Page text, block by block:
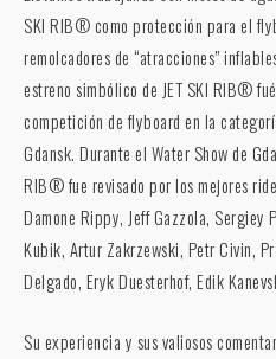
SKI RIB® como protección para el
remolcadores de “atracciones”
estreno simbólico de JET SKI RIB®
competición de flyboard en la
Gdansk. Durante el Water Show de
RIB® fue revisado por los mejores
Damone Rippy, Jeff Gazzola, Sergiey
Kubik, Artur Zakrzewski, Petr Civin,
Delgado, Eryk Duesterhof, Edik
Su experiencia y sus valiosos